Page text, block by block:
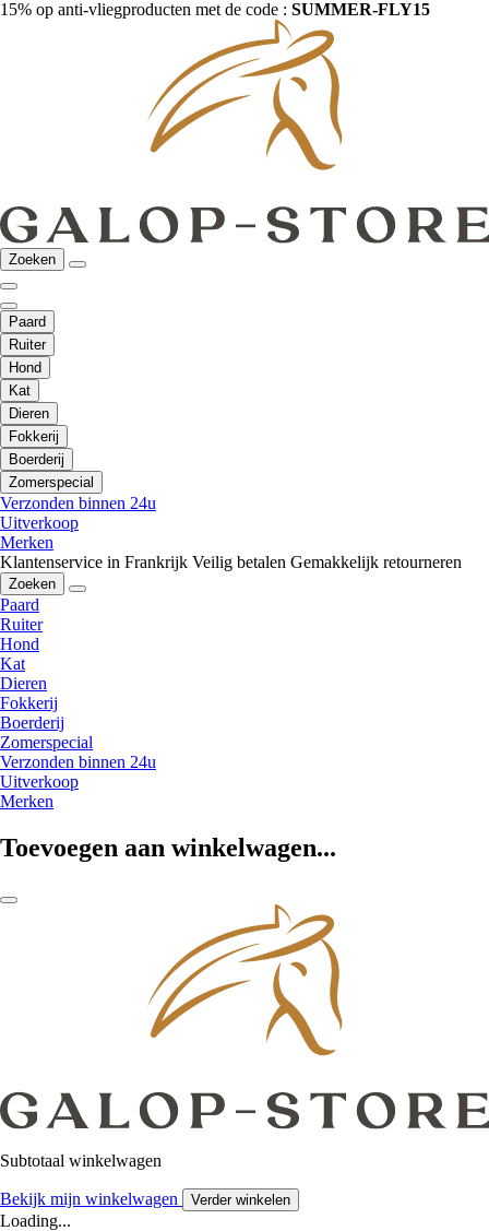
15% op anti-vliegproducten met de code : SUMMER-FLY15
Zoeken
Paard
Ruiter
Hond
Kat
Dieren
Fokkerij
Boerderij
Zomerspecial
Verzonden binnen 24u
Uitverkoop
Merken
Klantenservice in Frankrijk Veilig betalen Gemakkelijk retourneren
Zoeken
Paard
Ruiter
Hond
Kat
Dieren
Fokkerij
Boerderij
Zomerspecial
Verzonden binnen 24u
Uitverkoop
Merken
Toevoegen aan winkelwagen...
Subtotaal winkelwagen
Bekijk mijn winkelwagen Verder winkelen
Loading...